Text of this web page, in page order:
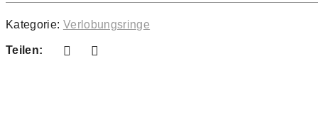
Kategorie: Verlobungsringe
Teilen: